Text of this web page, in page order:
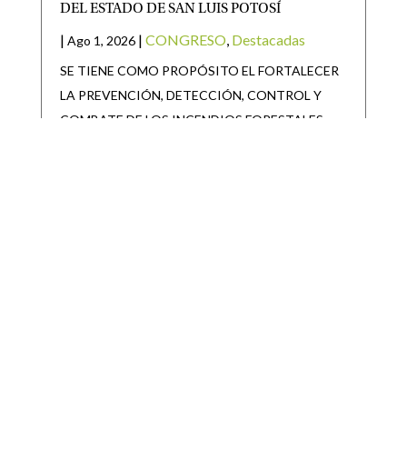
DEL ESTADO DE SAN LUIS POTOSÍ
| Ago 1, 2026 | CONGRESO Destacadas
SE TIENE COMO PROPÓSITO EL FORTALECER
LA PREVENCIÓN, DETECCIÓN, CONTROL Y
COMBATE DE LOS INCENDIOS FORESTALES,